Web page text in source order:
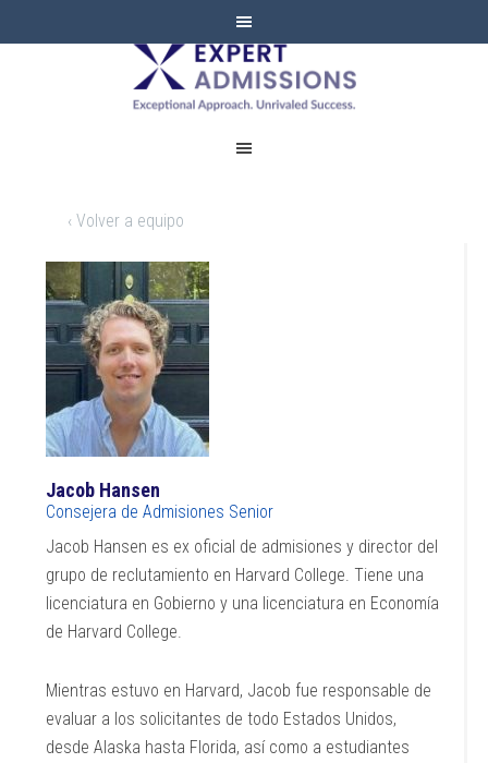
EXPERT
ADMISSIONS
‹ Volver a equipo
Jacob Hansen
Consejera de Admisiones Senior
Jacob Hansen es ex oficial de admisiones y director del
grupo de reclutamiento en Harvard College. Tiene una
licenciatura en Gobierno y una licenciatura en Economía
de Harvard College.
Mientras estuvo en Harvard, Jacob fue responsable de
evaluar a los solicitantes de todo Estados Unidos,
desde Alaska hasta Florida, así como a estudiantes